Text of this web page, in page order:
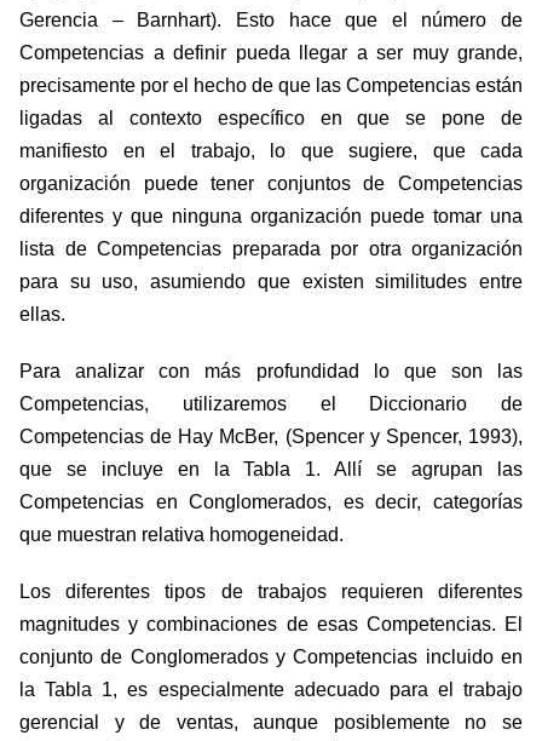
Gerencia – Barnhart). Esto hace que el número de
Competencias a definir pueda llegar a ser muy grande,
precisamente por el hecho de que las Competencias están
ligadas al contexto específico en que se pone de
manifiesto en el trabajo, lo que sugiere, que cada
organización puede tener conjuntos de Competencias
diferentes y que ninguna organización puede tomar una
lista de Competencias preparada por otra organización
para su uso, asumiendo que existen similitudes entre
ellas.
Para analizar con más profundidad lo que son las
Competencias, utilizaremos el Diccionario de
Competencias de Hay McBer, (Spencer y Spencer, 1993),
que se incluye en la Tabla 1. Allí se agrupan las
Competencias en Conglomerados, es decir, categorías
que muestran relativa homogeneidad.
Los diferentes tipos de trabajos requieren diferentes
magnitudes y combinaciones de esas Competencias. El
conjunto de Conglomerados y Competencias incluido en
la Tabla 1, es especialmente adecuado para el trabajo
gerencial y de ventas, aunque posiblemente no se